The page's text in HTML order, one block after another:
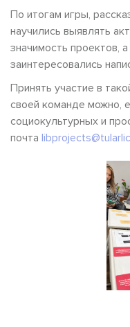
По итогам игры,
научились выявлять
значимость проектов,
заинтересовались
Принять участие в
своей команде можно,
социокультурных и
почта